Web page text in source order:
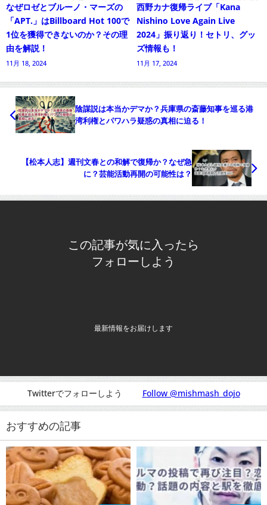
なぜロゼとブルーノ・マーズの
「APT.」はBillboard Hot 100で
1位を獲得できないのか？その理
由を解説！
11月 18, 2024
西野カナ復帰ライブ「Kana
Nishino Love Again Live
2024」振り返り！セトリ、グッ
ズ情報も！
11月 17, 2024
陰謀説は本当かデマか？兵庫県の斎藤知事を巡る港
湾利権とパワハラ疑惑の真相に迫る！
【松本人志】週刊文春との和解で復帰か？なぜ急
に？芸能活動再開の可能性は？
この記事が気に入ったら
フォローしよう
最新情報をお届けします
Twitterでフォローしよう Follow @mishmash_dojo
おすすめの記事